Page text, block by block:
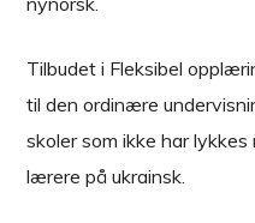
Tilbudet i Fleksibel
til den ordinære
skoler som ikke har
lærere på ukrainsk.